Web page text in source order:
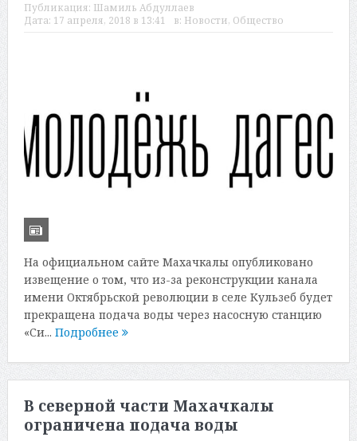
Публикация: Шамиль Абдуллаев
Дата: 17 апреля, 2018 в 13:41 в: Новости, Общество
На официальном сайте Махачкалы опубликовано
извещение о том, что из-за реконструкции канала
имени Октябрьской революции в селе Кульзеб будет
прекращена подача воды через насосную станцию
«Си... Подробнее
В северной части Махачкалы
ограничена подача воды